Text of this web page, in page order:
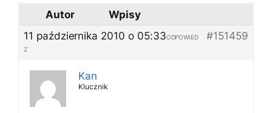
Autor
Wpisy
11 października 2010 o 05:33
#151459
ODPOWIED
Z
Kan
Klucznik